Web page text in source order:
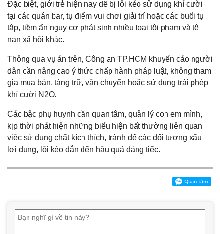
Đặc biệt, giới trẻ hiện nay dễ bị lôi kéo sử dụng khí cười
tại các quán bar, tụ điểm vui chơi giải trí hoặc các buổi tụ
tập, tiềm ẩn nguy cơ phát sinh nhiều loại tội phạm và tệ
nạn xã hội khác.
Thông qua vụ án trên, Công an TP.HCM khuyến cáo người
dân cần nâng cao ý thức chấp hành pháp luật, không tham
gia mua bán, tàng trữ, vận chuyển hoặc sử dụng trái phép
khí cười N2O.
Các bậc phụ huynh cần quan tâm, quản lý con em mình,
kịp thời phát hiện những biểu hiện bất thường liên quan
việc sử dụng chất kích thích, tránh để các đối tượng xấu
lợi dụng, lôi kéo dẫn đến hậu quả đáng tiếc.